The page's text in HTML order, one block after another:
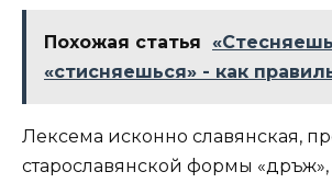
Похожая статья
«стисняешься» - как
Лексема исконно славянская,
старославянской формы «дръжѫ»,